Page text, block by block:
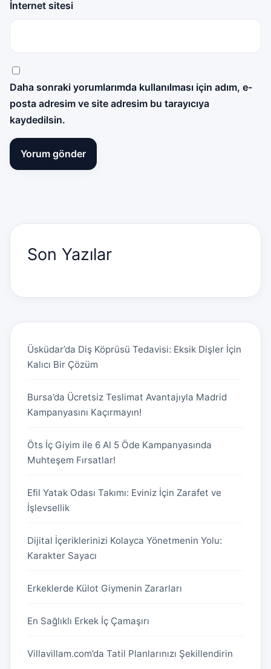
İnternet sitesi
Daha sonraki yorumlarımda kullanılması için adım, e-
posta adresim ve site adresim bu tarayıcıya
kaydedilsin.
Son Yazılar
Üsküdar’da Diş Köprüsü Tedavisi: Eksik Dişler İçin
Kalıcı Bir Çözüm
Bursa’da Ücretsiz Teslimat Avantajıyla Madrid
Kampanyasını Kaçırmayın!
Öts İç Giyim ile 6 Al 5 Öde Kampanyasında
Muhteşem Fırsatlar!
Efil Yatak Odası Takımı: Eviniz İçin Zarafet ve
İşlevsellik
Dijital İçeriklerinizi Kolayca Yönetmenin Yolu:
Karakter Sayacı
Erkeklerde Külot Giymenin Zararları
En Sağlıklı Erkek İç Çamaşırı
Villavillam.com’da Tatil Planlarınızı Şekillendirin